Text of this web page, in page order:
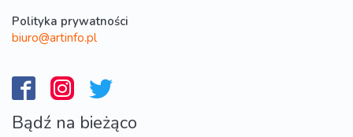
Polityka prywatności
biuro@artinfo.pl
Bądź na bieżąco